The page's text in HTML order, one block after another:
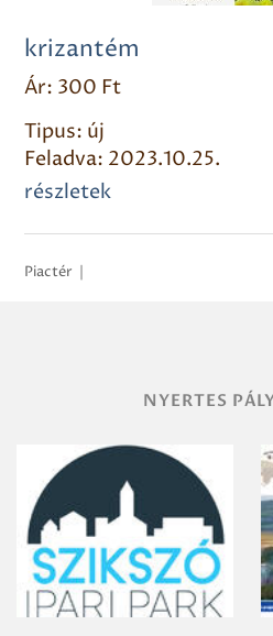
krizantém
Ár: 300 Ft
Tipus: új
Feladva: 2023.10.25.
részletek
Piactér |
NYERTES